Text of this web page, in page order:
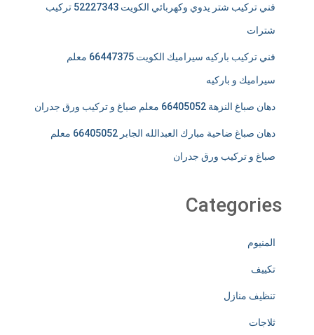
فني تركيب شتر يدوي وكهربائي الكويت 52227343 تركيب
شترات
فني تركيب باركيه سيراميك الكويت 66447375 معلم
سيراميك و باركيه
دهان صباغ النزهة 66405052 معلم صباغ و تركيب ورق جدران
دهان صباغ ضاحية مبارك العبدالله الجابر 66405052 معلم
صباغ و تركيب ورق جدران
Categories
المنيوم
تكييف
تنظيف منازل
ثلاجات